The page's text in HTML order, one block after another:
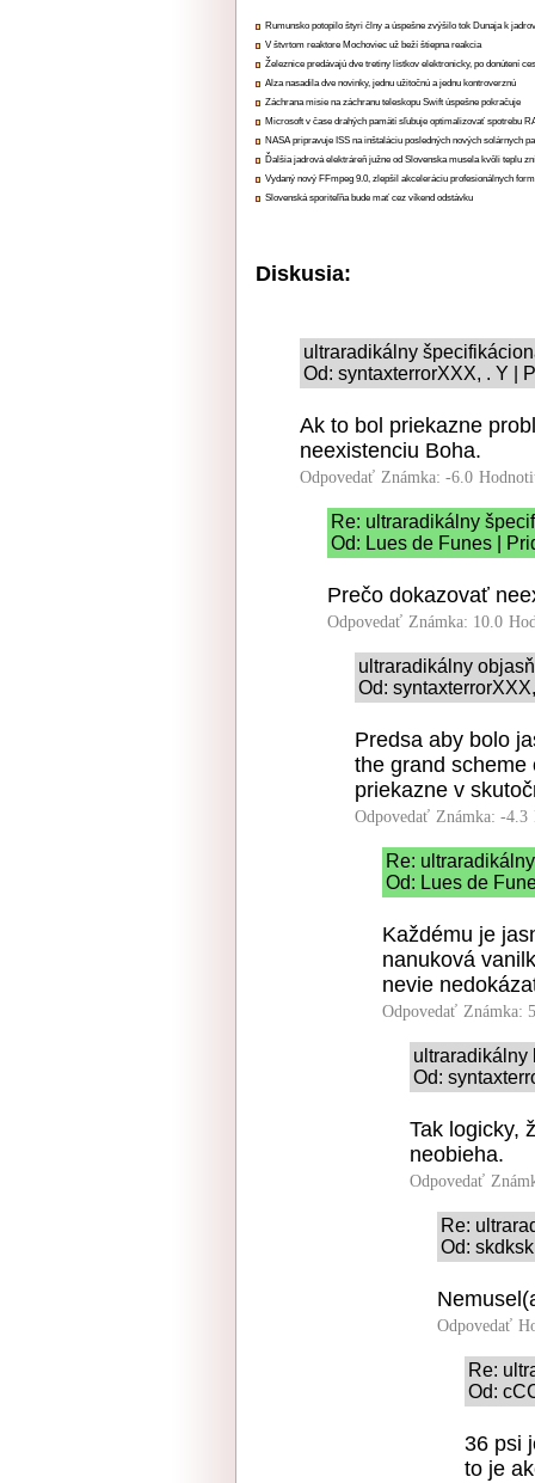
Rumunsko potopilo štyri člny a úspešne zvýšilo tok Dunaja k
V štvrtom reaktore Mochoviec už beží štiepna reakcia
Železnice predávajú dve tretiny lístkov elektronicky, po donútení
Alza nasadila dve novinky, jednu užitočnú a jednu kontroverznú
Záchrana misie na záchranu teleskopu Swift úspešne pokračuje
Microsoft v čase drahých pamätí sľubuje optimalizovať spotrebu
NASA pripravuje ISS na inštaláciu posledných nových solárnych
Ďalšia jadrová elektráreň južne od Slovenska musela kvôli teplu
Vydaný nový FFmpeg 9.0, zlepšil akceleráciu profesionálnych
Slovenská sporiteľňa bude mať cez víkend odstávku
Diskusia:
ultraradikálny
Od: syntaxterrorXXX, . Y |
Ak to bol priekazne
neexistenciu Boha.
Odpovedať Známka: -6.0
Re: ultraradikálny
Od: Lues de Funes |
Prečo dokazovať
Odpovedať Známka: 10.0
ultraradikálny
Od:
Predsa aby bolo
the grand
priekazne v
Odpovedať Známka: -4.3
Re:
Od: Lues de
Každému je
nanuková
nevie
Odpovedať Známka:
ultraradikálny
Od:
Tak logicky,
neobieha.
Odpovedať
Re:
Od:
Odpovedať
Re:
Od:
36 psi
to je